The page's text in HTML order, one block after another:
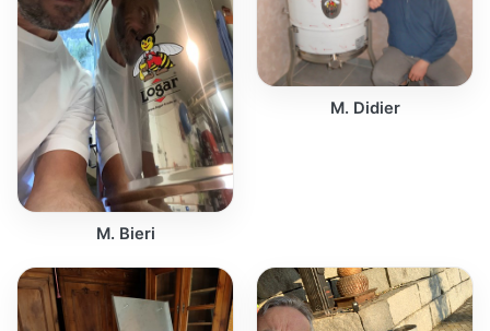
M. Bieri
M. Didier